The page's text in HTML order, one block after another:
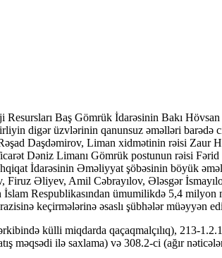
Baş Gömrük İdarəsinin Bakı
digər üzvlərinin qanunsuz əməlləri barədə
Daşdəmirov, Liman xidmətinin rəisi Zaur
Dəniz Limanı Gömrük postunun rəisi Fərid
İdarəsinin Əməliyyat şöbəsinin böyük
Firuz Əliyev, Amil Cəbrayılov, Ələsgər
Respublikasından ümumilikdə 5,4 milyon
keçirmələrinə əsaslı şübhələr müəyyən
külli miqdarda qaçaqmalçılıq), 213-
məqsədi ilə saxlama) və 308.2-ci (ağır